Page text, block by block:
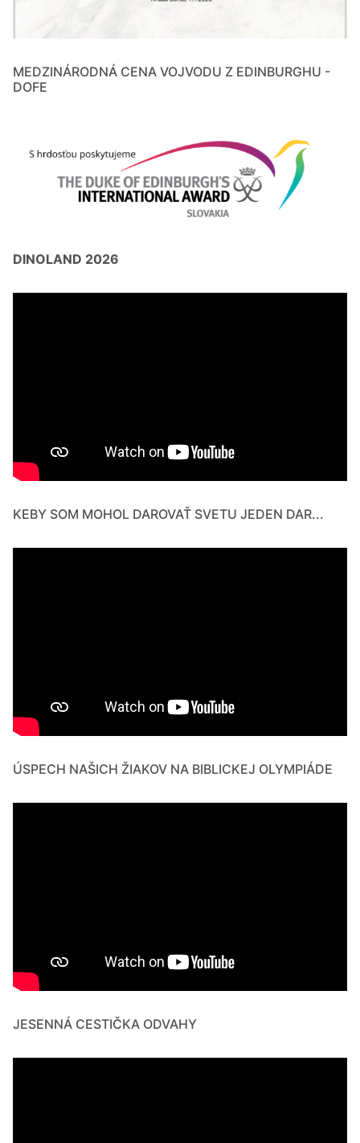
MEDZINÁRODNÁ CENA VOJVODU Z EDINBURGHU -
DOFE
DINOLAND 2026
KEBY SOM MOHOL DAROVAŤ SVETU JEDEN DAR...
ÚSPECH NAŠICH ŽIAKOV NA BIBLICKEJ OLYMPIÁDE
JESENNÁ CESTIČKA ODVAHY